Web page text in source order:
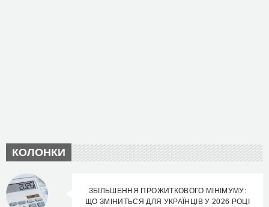
КОЛОНКИ
ЗБІЛЬШЕННЯ ПРОЖИТКОВОГО МІНІМУМУ:
ЩО ЗМІНИТЬСЯ ДЛЯ УКРАЇНЦІВ У 2026 РОЦІ